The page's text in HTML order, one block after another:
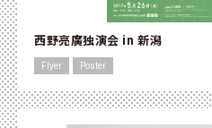
西野亮廣独演会 in 新潟
Flyer Poster